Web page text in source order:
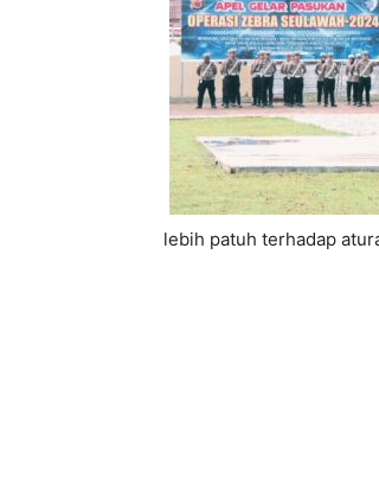
lebih patuh terhadap